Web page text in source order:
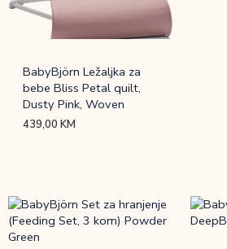
BabyBjörn Ležaljka za
bebe Bliss Petal quilt,
Dusty Pink, Woven
439,00KM